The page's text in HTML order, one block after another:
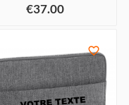
€37.00
